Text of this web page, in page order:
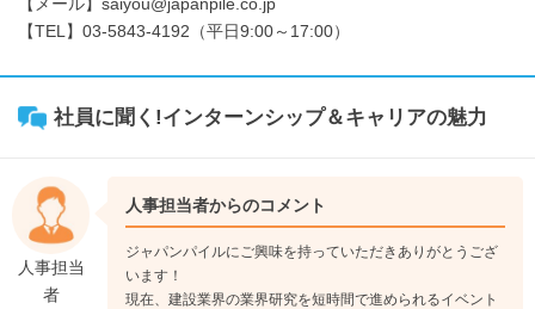
【TEL】03-5843-4192（平日9:00～17:00）
社員に聞く!インターンシップ＆キャリアの魅力
人事担当
者
人事担当者からのコメント
ジャパンパイルにご興味を持っていただきありがとうござ
います！
現在、建設業界の業界研究を短時間で進められるイベント